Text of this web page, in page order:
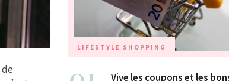
LIFESTYLE SHOPPING
Vive les coupons et les